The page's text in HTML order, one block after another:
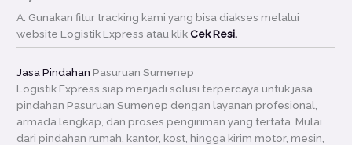
A: Gunakan fitur tracking kami yang bisa diakses melalui
website Logistik Express atau klikCek Resi.
Jasa Pindahan Pasuruan Sumenep
Logistik Express siap menjadi solusi terpercaya untuk jasa
pindahan Pasuruan Sumenep dengan layanan profesional,
armada lengkap, dan proses pengiriman yang tertata. Mulai
dari pindahan rumah, kantor, kost, hingga kirim motor, mesin,